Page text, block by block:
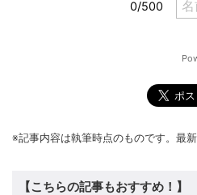
※記事内容は執筆時点のものです。最
【こちらの記事もおすすめ！】